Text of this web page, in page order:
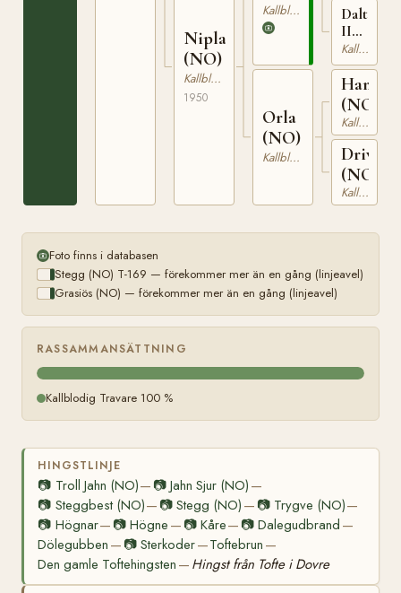
Nipla
(NO)
Kallblodig Travare
1950
T-
169
Kallblodig Travare
Orla
(NO)
Kallblodig Travare
66
Dalterna
II
(NO)
T-
201
Kallblodig Travare
Hamre
(NO)
Kallblodig Travare
Driva
(NO)
Kallblodig Travare
Foto finns i databasen
Stegg (NO) T-169 — förekommer mer än en gång (linjeavel)
Grasiös (NO) — förekommer mer än en gång (linjeavel)
RASSAMMANSÄTTNING
Kallblodig Travare 100 %
HINGSTLINJE
📷 Troll Jahn (NO)— 📷Jahn Sjur (NO) —
📷 Steggbest (NO)— 📷Stegg (NO) — 📷 Trygve (NO)—
📷 Högnar— 📷Högne — 📷 Kåre— 📷 Dalegudbrand —
Dölegubben — 📷Sterkoder—Toftebrun —
Den gamle Toftehingsten — Hingst från Tofte i Dovre